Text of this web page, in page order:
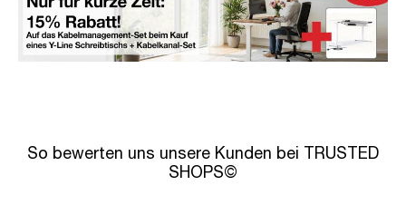
So bewerten uns unsere Kunden bei TRUSTED
SHOPS©